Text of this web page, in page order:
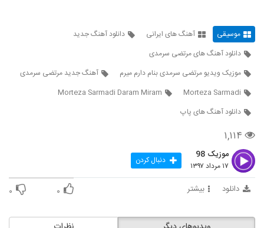
551
552 دل دل
554
آهنگ شهاب مظفری بنام ما باحالیم (رمیکس)
۱,۹۴۹ بازدید
555
موسیقی آهنگ های ایرانی
دانلود آهنگ جدید
دانلود آهنگ های مرتضی سرمدی
موزیک ویدیو مرتضی سرمدی بنام دارم میرم
آهنگ جدید مرتضی سرمدی
Morteza Sarmadi
Morteza Sarmadi Daram Miram
دانلود آهنگ های پاپ
۱,۱۱۴
موزیک 98
۱۷ مرداد ۱۳۹۷ دنبال کردن
دانلود بیشتر ۰ ۰